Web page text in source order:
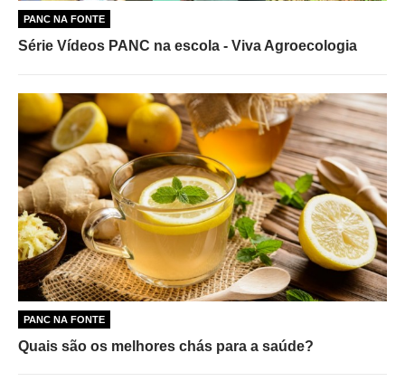
PANC NA FONTE
Série Vídeos PANC na escola - Viva Agroecologia
PANC NA FONTE
Quais são os melhores chás para a saúde?